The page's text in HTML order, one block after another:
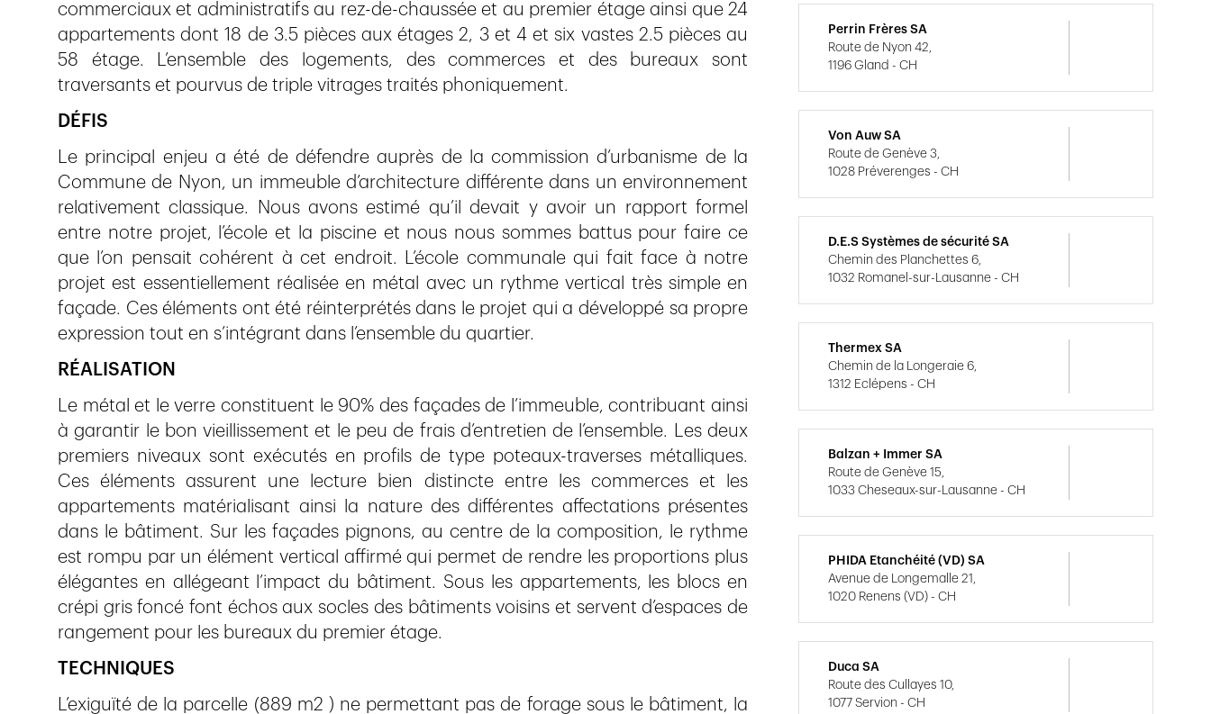
commerciaux et administratifs au rez-de-chaussée et au premier étage ainsi que 24
appartements dont 18 de 3.5 pièces aux étages 2, 3 et 4 et six vastes 2.5 pièces au
58 étage. L’ensemble des logements, des commerces et des bureaux sont
traversants et pourvus de triple vitrages traités phoniquement.
DÉFIS
Le principal enjeu a été de défendre auprès de la commission d’urbanisme de la
Commune de Nyon, un immeuble d’architecture différente dans un environnement
relativement classique. Nous avons estimé qu’il devait y avoir un rapport formel
entre notre projet, l’école et la piscine et nous nous sommes battus pour faire ce
que l’on pensait cohérent à cet endroit. L’école communale qui fait face à notre
projet est essentiellement réalisée en métal avec un rythme vertical très simple en
façade. Ces éléments ont été réinterprétés dans le projet qui a développé sa propre
expression tout en s’intégrant dans l’ensemble du quartier.
RÉALISATION
Le métal et le verre constituent le 90% des façades de l’immeuble, contribuant ainsi
à garantir le bon vieillissement et le peu de frais d’entretien de l’ensemble. Les deux
premiers niveaux sont exécutés en profils de type poteaux-traverses métalliques.
Ces éléments assurent une lecture bien distincte entre les commerces et les
appartements matérialisant ainsi la nature des différentes affectations présentes
dans le bâtiment. Sur les façades pignons, au centre de la composition, le rythme
est rompu par un élément vertical affirmé qui permet de rendre les proportions plus
élégantes en allégeant l’impact du bâtiment. Sous les appartements, les blocs en
crépi gris foncé font échos aux socles des bâtiments voisins et servent d’espaces de
rangement pour les bureaux du premier étage.
TECHNIQUES
L’exiguïté de la parcelle (889 m2 ) ne permettant pas de forage sous le bâtiment, la
Perrin Frères SA
Route de Nyon 42,
1196 Gland - CH
Von Auw SA
Route de Genève 3,
1028 Préverenges - CH
D.E.S Systèmes de sécurité SA
Chemin des Planchettes 6,
1032 Romanel-sur-Lausanne - CH
Thermex SA
Chemin de la Longeraie 6,
1312 Eclépens - CH
Balzan + Immer SA
Route de Genève 15,
1033 Cheseaux-sur-Lausanne - CH
PHIDA Etanchéité (VD) SA
Avenue de Longemalle 21,
1020 Renens (VD) - CH
Duca SA
Route des Cullayes 10,
1077 Servion - CH